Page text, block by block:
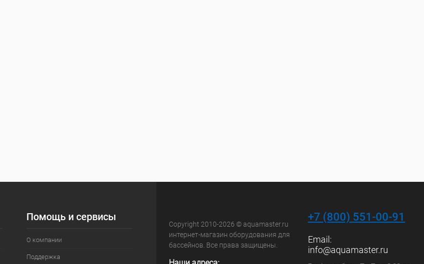
Помощь и сервисы
О компании
Поддержка
Copyright 2010-2026 © aquamaster.ru
интернет-магазин оборудования для
бассейнов. Все права защищены.
+7 (800) 551-00-91
Email:
info@aquamaster.ru